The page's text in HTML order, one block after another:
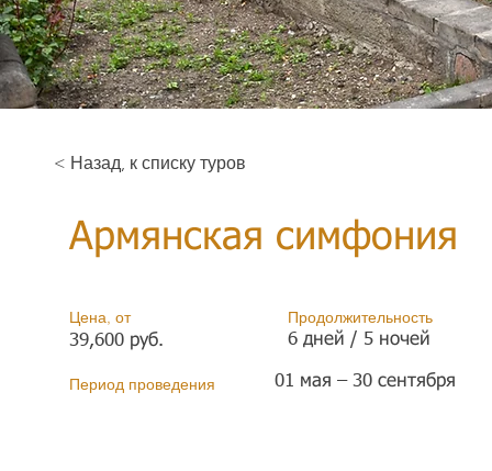
< Назад, к списку туров
Армянская симфония
Цена, от
39,600 руб.
Период проведения
Продолжительность
6 дней / 5 ночей
01 мая – 30 сентября